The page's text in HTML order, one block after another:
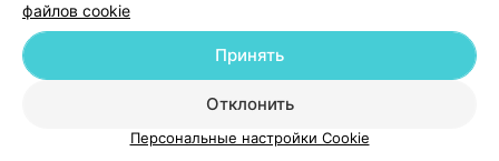
© 2026 ООО «Артокс Лаб», УНП 191700409
| 220012, Республика Беларусь,
г. Минск, улица Толбухина, 2, пом. 16 | help@103.by
Служба поддержки +375 291212755
файлов cookie
Отклонить
Принять
Персональные настройки Cookie